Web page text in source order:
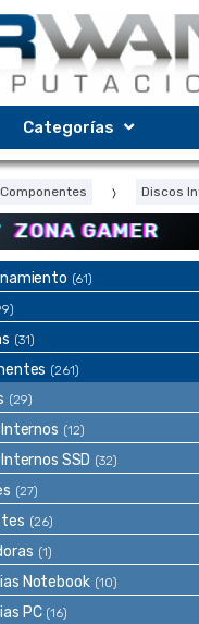
Categorías
Componentes Discos
ZONA GAMER
(61)
(31)
(261)
(29)
Internos (12)
SSD (32)
(27)
(26)
(1)
Notebook (10)
PC (16)